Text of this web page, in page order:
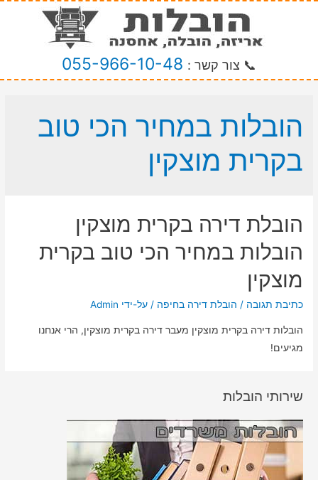
📞 צור קשר : 055-966-10-48
הובלות במחיר הכי טוב
בקרית מוצקין
הובלת דירה בקרית מוצקין
הובלות במחיר הכי טוב בקרית
מוצקין
כתיבת תגובה / הובלת דירה בחיפה / על-ידי Admin
הובלות דירה בקרית מוצקין מעבר דירה בקרית מוצקין, הרי אנחנו
מגיעים!
שירותי הובלות